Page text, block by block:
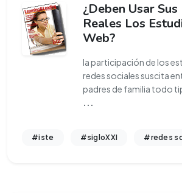
¿Deben Usar
Reales Los
Web?
la participación de los
redes sociales suscita
padres de familia todo
...
#iste #sigloXXI #redes